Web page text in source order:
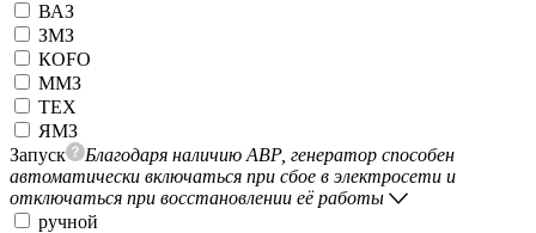
ВАЗ
ЗМЗ
КОFO
ММЗ
ТЕХ
ЯМЗ
Запуск
Благодаря наличию АВР, генератор способен
автоматически включаться при сбое в электросети и
отключаться при восстановлении её работы
ручной